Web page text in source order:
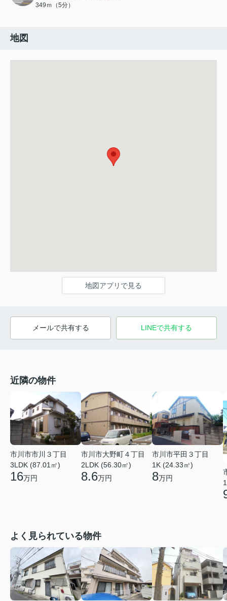
349ｍ（5分）
地図
地図アプリで見る
メールで共有する LINEで共有する
近隣の物件
市川市市川３丁目
3LDK (87.01㎡)
16万円
市川市大野町４丁目
2LDK (56.30㎡)
8.6万円
市川市平田３丁目
1K (24.33㎡)
8万円
よく見られている物件